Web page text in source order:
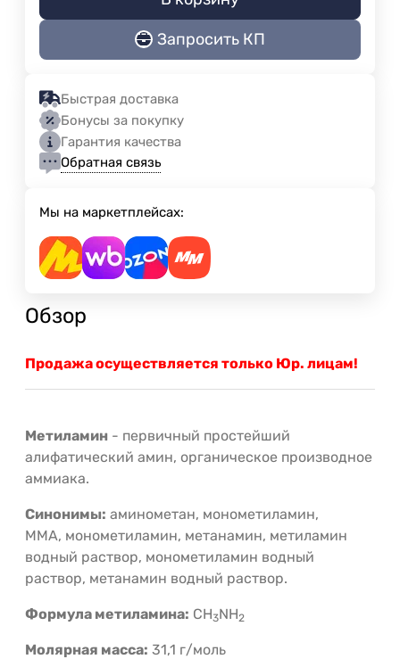
Запросить КП
Быстрая доставка
Бонусы за покупку
Гарантия качества
Обратная связь
Мы на маркетплейсах:
Обзор
Продажа осуществляется только Юр. лицам!
Метиламин - первичный простейший
алифатический амин, органическое производное
аммиака.
Синонимы: аминометан, монометиламин,
MMA, монометиламин, метанамин, метиламин
водный раствор, монометиламин водный
раствор, метанамин водный раствор.
Формула метиламина: CH3NH2
Молярная масса: 31,1 г/моль